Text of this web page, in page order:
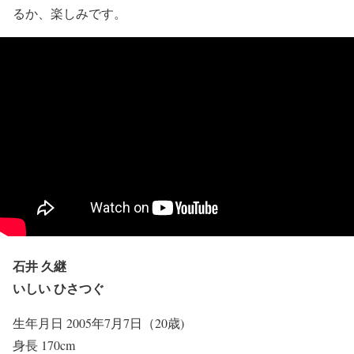
るか、楽しみです。
石井 久継
いしい ひさつぐ
生年月日 2005年7月7日（20歳)
身長 170cm